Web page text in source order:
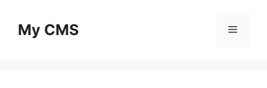
contentMy CMS Menu